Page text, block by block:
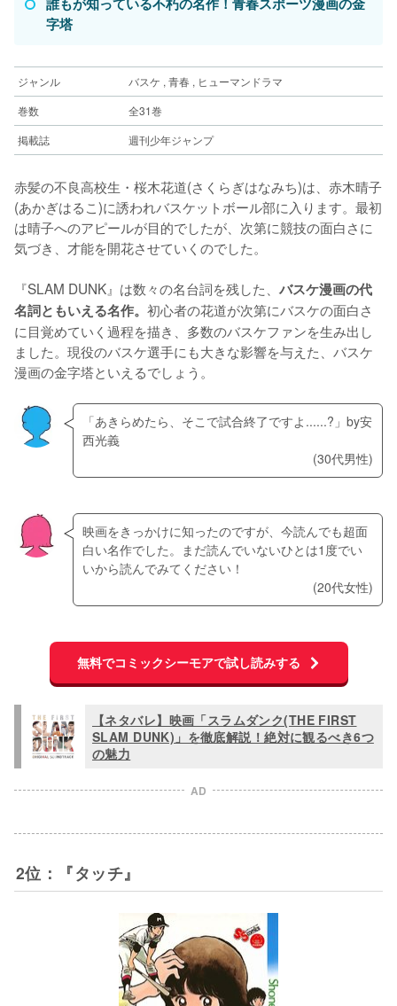
作者：満田拓也
ジャンル：野球 , 青春 , 恋愛 , ヒューマンドラマ
巻数：78
コミックシーモアで読む
ダイヤのA 2006年
作者：寺嶋裕二
ジャンル：野球 , 青春
巻数：81
コミックシーモアで読む
作者：藤巻忠俊
ジャンル：バスケ , 青春
巻数：30
コミックシーモアで読む
弱虫ペダル
2008年
作者：竹内友
ジャンル：競技ダンス , 青春 , ヒューマンドラマ
巻数：12
コミックシーモアで読む
あさひなぐ 2011年
作者：こざき亜衣
ジャンル：薙刀 , 青春 , ヒューマンドラマ , 恋愛
巻数：34
コミックシーモアで読む
作者：ジョージ朝倉
ジャンル：バレエ , 青春 , 恋愛
巻数：27
コミックシーモアで読む
あしたのジョー
字塔
ジャンル
バスケ , 青春 , ヒューマンドラマ
巻数
全31巻
掲載誌
週刊少年ジャンプ
赤髪の不良高校生・桜木花道(さくらぎはなみち)は、赤木晴子
(あかぎはるこ)に誘われバスケットボール部に入ります。最初
は晴子へのアピールが目的でしたが、次第に競技の面白さに
気づき、才能を開花させていくのでした。
『SLAM DUNK』は数々の名台詞を残した、 バスケ漫画の代
名詞ともいえる名作。 初心者の花道が次第にバスケの面白さ
に目覚めていく過程を描き、多数のバスケファンを生み出し
ました。現役のバスケ選手にも大きな影響を与えた、バスケ
漫画の金字塔といえるでしょう。
「あきらめたら、そこで試合終了ですよ......?」by安
西光義
(30代男性)
映画をきっかけに知ったのですが、今読んでも超面
白い名作でした。まだ読んでいないひとは1度でい
いから読んでみてください！
(20代女性)
無料でコミックシーモアで試し読みする
【ネタバレ】映画「スラムダンク(THE FIRST
SLAM DUNK)」を徹底解説！絶対に観るべき6つ
の魅力
AD
2位：『タッチ』